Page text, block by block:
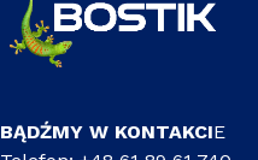
BĄDŹMY W KONTAKCIE